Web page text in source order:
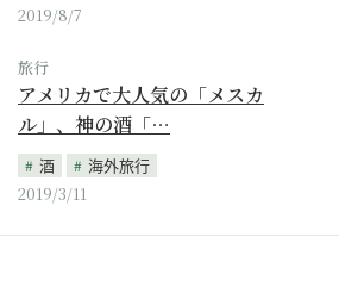
2019/8/7
旅行
アメリカで大人気の「メスカ
ル」、神の酒「…
酒
海外旅行
2019/3/11